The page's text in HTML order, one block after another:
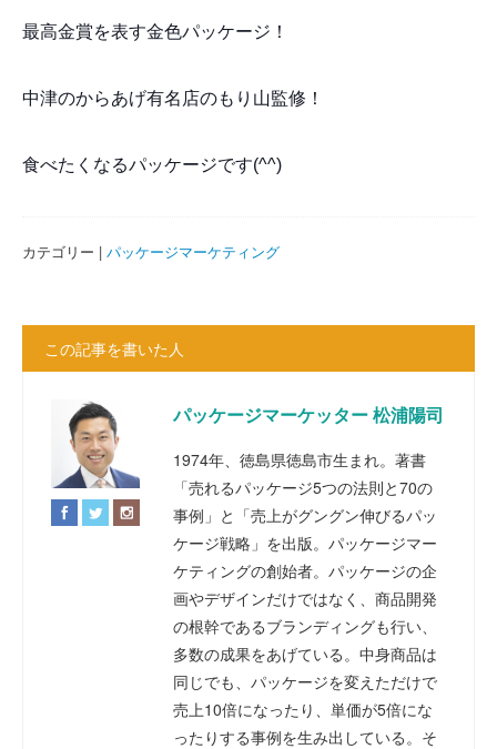
最高金賞を表す金色パッケージ！
中津のからあげ有名店のもり山監修！
食べたくなるパッケージです(^^)
カテゴリー | パッケージマーケティング
この記事を書いた人
パッケージマーケッター 松浦陽司
1974年、徳島県徳島市生まれ。著書
「売れるパッケージ5つの法則と70の
事例」と「売上がグングン伸びるパッ
ケージ戦略」を出版。パッケージマー
ケティングの創始者。パッケージの企
画やデザインだけではなく、商品開発
の根幹であるブランディングも行い、
多数の成果をあげている。中身商品は
同じでも、パッケージを変えただけで
売上10倍になったり、単価が5倍にな
ったりする事例を生み出している。そ